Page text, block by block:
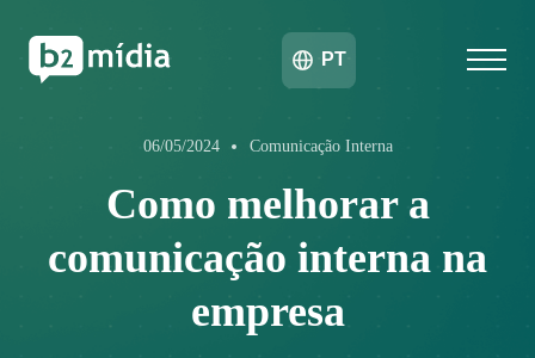
PT
06/05/2024 Comunicação Interna
Como melhorar a
comunicação interna na
empresa